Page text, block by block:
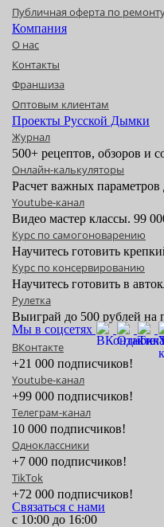
Публичная оферта по
Компания
О нас
Контакты
Франшиза
Оптовым клиентам
Проекты Русской Дымки
Журнал
500+ рецептов, обзоров и
Онлайн-калькуляторы
Расчет важных параметров
Youtube-канал
Видео мастер классы. 99
Курс по самогоноварению
Научитесь готовить
Курс по консервированию
Научитесь готовить в
Рулетка
Выиграй до 500 рублей на
Мы в соцсетях
ВКонтакте
+21 000 подписчиков!
Youtube-канал
+99 000 подписчиков!
Телеграм-канал
10 000 подписчиков!
Одноклассники
+7 000 подписчиков!
TikTok
+72 000 подписчиков!
Связаться с нами
с 10:00 до 16:00